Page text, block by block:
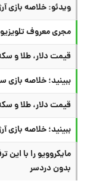
ویدئو: خلاصه بازی آرژانتین
مجری معروف
قیمت دلار، طلا و سکه
ببینید؛ خلاصه بازی سوئیس ۰ (۴) - کلمبیا ۰
قیمت دلار، طلا و سکه
ببینید؛ خلاصه بازی آرژانتین ۳ - مصر ۲
بدون دردسر